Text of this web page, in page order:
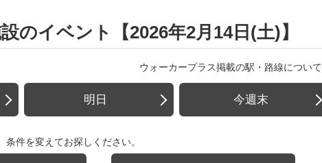
のイベント【2026年2月14日(土)】
ウォーカープラス掲載の駅・路線について
明日 今週末
件を変えてお探しください。